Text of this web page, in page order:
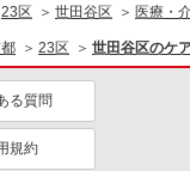
23区 世田谷区 医療・
23区 世田谷区のケ
る質問
規約